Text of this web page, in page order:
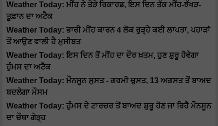
Weather Today: ਮੀਂਹ ਨੇ ਤੋੜੇ ਰਿਕਾਰਡ, ਇਸ ਦਿਨ ਤੱਕ ਮੀਂਹ-ਝੱਖੜ-
ਤੂਫ਼ਾਨ ਦਾ ਅਟੈਕ
Weather Today: ਭਾਰੀ ਮੀਂਹ ਕਾਰਨ 4 ਲੋਕ ਰੁੜ੍ਹੇ ਕਈ ਲਾਪਤਾ, ਪਹਾੜਾਂ
ਤੋਂ ਆਉਣ ਵਾਲੀ ਹੈ ਮੁਸੀਬਤ
Weather Today: ਇਸ ਦਿਨ ਤੋਂ ਮੀਂਹ ਦਾ ਦੌਰ ਖ਼ਤਮ, ਹੁਣ ਸ਼ੁਰੂ ਹੋਵੇਗਾ
ਹੁੰਮਸ ਦਾ ਅਟੈਕ
Weather Today: ਮੌਨਸੂਨ ਸੁਸਤ - ਗਰਮੀ ਚੁਸਤ, 13 ਅਗਸਤ ਤੋਂ ਬਾਅਦ
ਬਦਲੇਗਾ ਮੌਸਮ
Weather Today: ਹੁੰਮਸ ਦੇ ਟਾਰਚਰ ਤੋਂ ਬਾਅਦ ਸ਼ੁਰੂ ਹੋਣ ਜਾ ਰਿਹੈ ਮੌਨਸੂਨ
ਦਾ ਚੌਥਾ ਗੇੜ੍ਹ